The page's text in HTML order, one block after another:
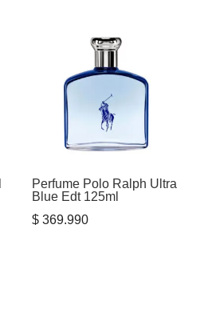
Perfume Polo Ralph Ultra
Blue Edt 125ml
$369.990